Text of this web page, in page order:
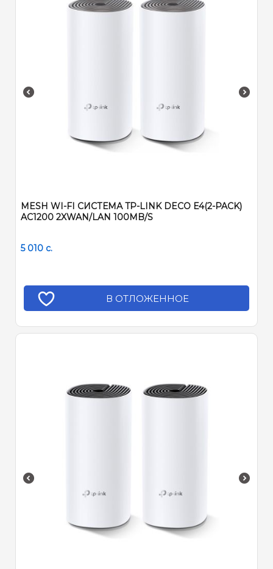
MESH WI-FI СИСТЕМА TP-LINK DECO E4(2-PACK)
AC1200 2XWAN/LAN 100MB/S
5 010 c.
В ОТЛОЖЕННОЕ